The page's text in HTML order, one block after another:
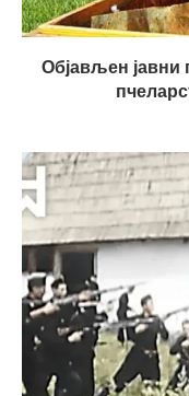
Објављен јавни